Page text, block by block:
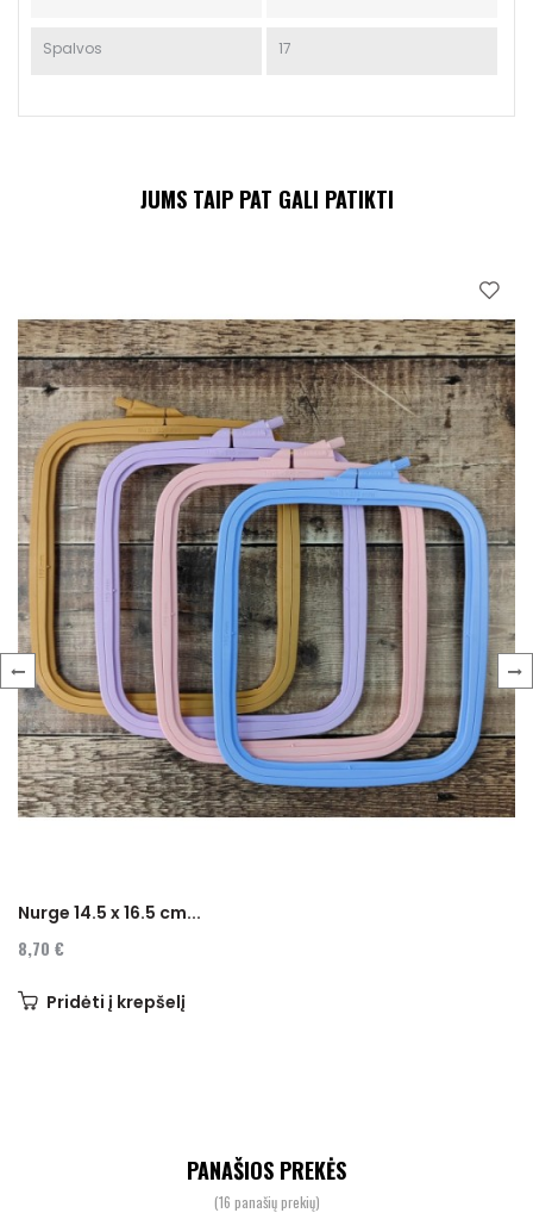
Spalvos 17
JUMS TAIP PAT GALI PATIKTI
Nurge 14.5 x 16.5 cm...
8,70 €
Pridėti į krepšelį
‹
PANAŠIOS PREKĖS
(16 panašių prekių)